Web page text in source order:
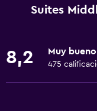
Centro de negocios
Recepción 24 horas
Suites
8,2 Muy bueno
475